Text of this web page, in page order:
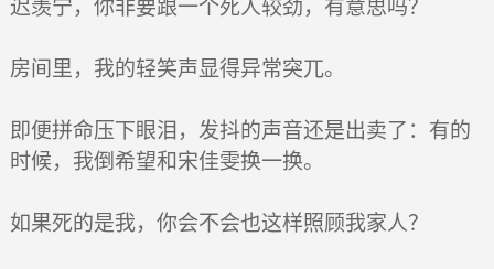
迟羡宁，你非要跟一个死人较劲，有意思吗？
房间里，我的轻笑声显得异常突兀。
即便拼命压下眼泪，发抖的声音还是出卖了：有的
时候，我倒希望和宋佳雯换一换。
如果死的是我，你会不会也这样照顾我家人？